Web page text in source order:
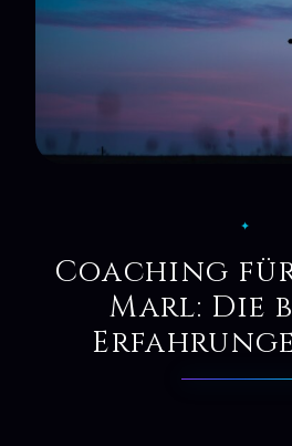
✦
Coaching
Marl: Die